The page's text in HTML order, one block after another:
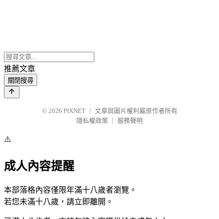
推薦文章
關閉搜尋
© 2026 PIXNET
文章與圖片權利屬原作者所有
隱私權政策
服務聲明
⚠️
成人內容提醒
本部落格內容僅限年滿十八歲者瀏覽。
若您未滿十八歲，請立即離開。